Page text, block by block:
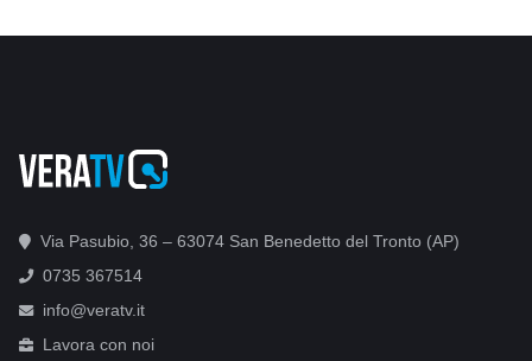
Via Pasubio, 36 – 63074 San Benedetto del Tronto (AP)
0735 367514
info@veratv.it
Lavora con noi